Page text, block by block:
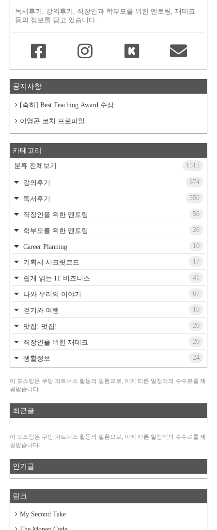
독서후기, 강의후기, 직장인과 학부모를 위한 멘토링, 재테크
등의 정보를 담고 있습니다.
공지사항
[축하] Best Teaching Award 수상
이영곤 코치 프로파일
카테고리
분류 전체보기 1515
강의후기 674
독서후기 550
직장인을 위한 멘토링 56
학부모를 위한 멘토링 26
Career Planning 10
기획서 시크릿코드 17
쉽게 읽는 IT 비즈니스 41
나와 우리의 이야기 67
걷기와 여행 10
맛집! 멋집! 20
직장인을 위한 재테크 20
생활정보 24
이 포스팅은 쿠팡 파트너스 활동의 일환으로, 이에 따른 일정액의 수수료를 제
공받습니다.
최근글
이 포스팅은 쿠팡 파트너스 활동의 일환으로, 이에 따른 일정액의 수수료를 제
공받습니다.
인기글
링크
My Second Take